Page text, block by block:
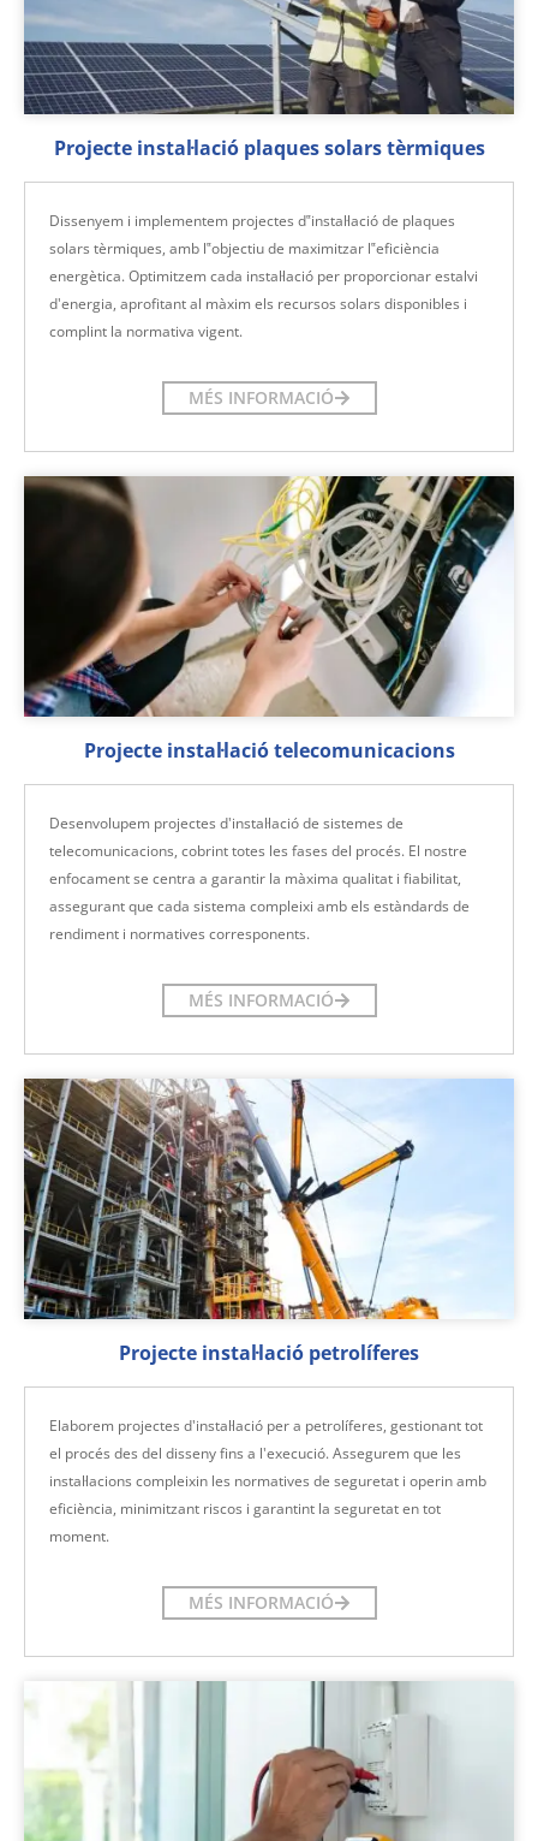
Projecte instal·lació plaques solars tèrmiques
Dissenyem i implementem projectes d‟instal·lació de plaques
solars tèrmiques, amb l‟objectiu de maximitzar l‟eficiència
energètica. Optimitzem cada instal·lació per proporcionar estalvi
d'energia, aprofitant al màxim els recursos solars disponibles i
complint la normativa vigent.
MÉS INFORMACIÓ
Projecte instal·lació telecomunicacions
Desenvolupem projectes d'instal·lació de sistemes de
telecomunicacions, cobrint totes les fases del procés. El nostre
enfocament se centra a garantir la màxima qualitat i fiabilitat,
assegurant que cada sistema compleixi amb els estàndards de
rendiment i normatives corresponents.
MÉS INFORMACIÓ
Projecte instal·lació petrolíferes
Elaborem projectes d'instal·lació per a petrolíferes, gestionant tot
el procés des del disseny fins a l'execució. Assegurem que les
instal·lacions compleixin les normatives de seguretat i operin amb
eficiència, minimitzant riscos i garantint la seguretat en tot
moment.
MÉS INFORMACIÓ